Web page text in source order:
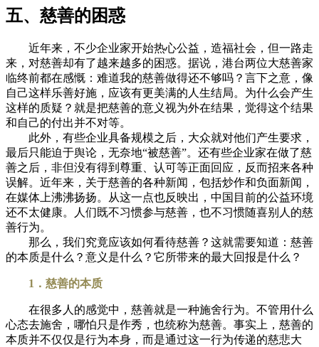
五、慈善的困惑
近年来，不少企业家开始热心公益，造福社会，但一路走
来，对慈善却有了越来越多的困惑。据说，港台两位大慈善家
临终前都在感慨：难道我的慈善做得还不够吗？言下之意，像
自己这样乐善好施，应该有更美满的人生结局。为什么会产生
这样的质疑？就是把慈善的意义视为外在结果，觉得这个结果
和自己的付出并不对等。
此外，有些企业具备规模之后，大众就对他们产生要求，
最后只能迫于舆论，无奈地“被慈善”。还有些企业家在做了慈
善之后，非但没有得到尊重、认可等正面回应，反而招来各种
误解。近年来，关于慈善的各种新闻，包括炒作和负面新闻，
在媒体上沸沸扬扬。从这一点也反映出，中国目前的公益环境
还不太健康。人们既不习惯参与慈善，也不习惯随喜别人的慈
善行为。
那么，我们究竟应该如何看待慈善？这就需要知道：慈善
的本质是什么？意义是什么？它所带来的最大回报是什么？
1．慈善的本质
在很多人的感觉中，慈善就是一种施舍行为。不管用什么
心态去施舍，哪怕只是作秀，也统称为慈善。事实上，慈善的
本质并不仅仅是行为本身，而是通过这一行为传递的慈悲大